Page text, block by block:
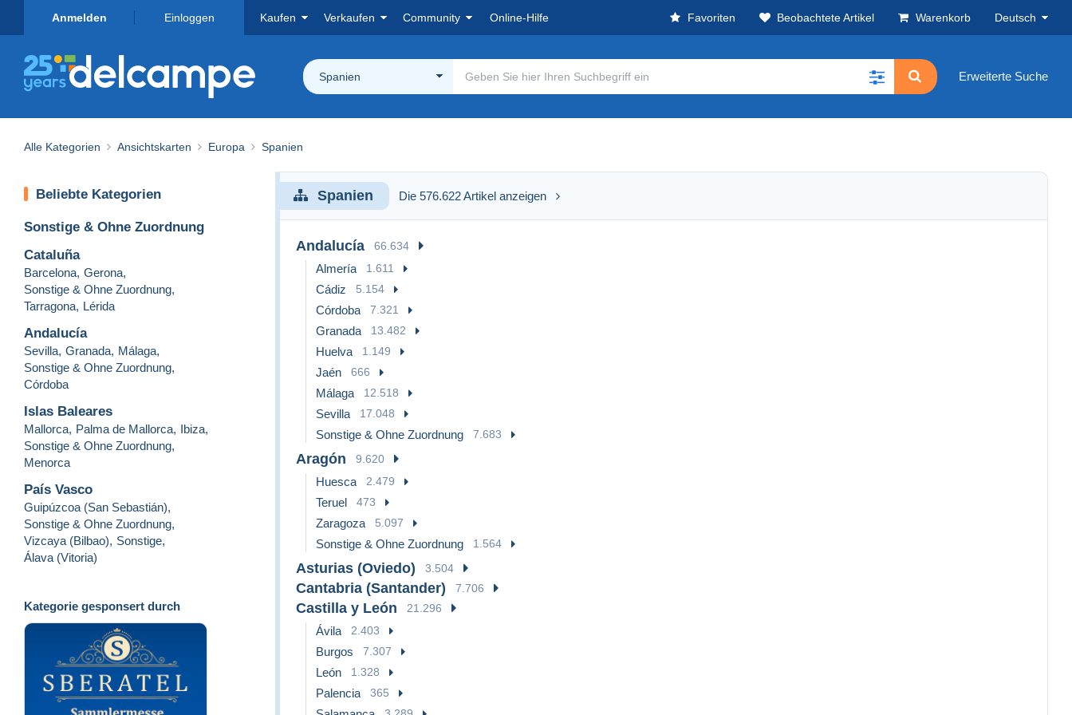
Anmelden Einloggen Kaufen Verkaufen Community Online-Hilfe Favoriten Beobachtete Artikel Warenkorb Deutsch
Spanien Erweiterte Suche
Alle Kategorien Ansichtskarten Europa Spanien
Beliebte Kategorien
Sonstige & Ohne Zuordnung
Cataluña
Barcelona, Gerona,
Sonstige & Ohne Zuordnung,
Tarragona, Lérida
Andalucía
Sevilla, Granada, Málaga,
Sonstige & Ohne Zuordnung,
Córdoba
Islas Baleares
Mallorca, Palma de Mallorca, Ibiza,
Sonstige & Ohne Zuordnung,
Menorca
País Vasco
Guipúzcoa (San Sebastián),
Sonstige & Ohne Zuordnung,
Vizcaya (Bilbao), Sonstige,
Álava (Vitoria)
Kategorie gesponsert durch
Spanien Die 576.622 Artikel anzeigen
Andalucía 66.634
Almería 1.611
Cádiz 5.154
Córdoba 7.321
Granada 13.482
Huelva 1.149
Jaén 666
Málaga 12.518
Sevilla 17.048
Sonstige & Ohne Zuordnung 7.683
Aragón 9.620
Huesca 2.479
Teruel 473
Zaragoza 5.097
Sonstige & Ohne Zuordnung 1.564
Asturias (Oviedo) 3.504
Cantabria (Santander) 7.706
Castilla y León 21.296
Ávila 2.403
Burgos 7.307
León 1.328
Palencia 365